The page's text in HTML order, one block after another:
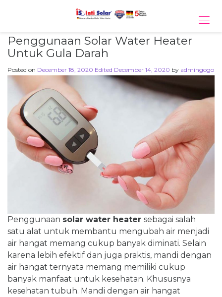
Penggunaan Solar Water Heater
Untuk Gula Darah
Posted on December 18, 2020 Edited December 14, 2020 by admingogo
Penggunaan solar water heater sebagai salah
satu alat untuk membantu mengubah air menjadi
air hangat memang cukup banyak diminati. Selain
karena lebih efektif dan juga praktis, mandi dengan
air hangat ternyata memang memiliki cukup
banyak manfaat untuk kesehatan. Khususnya
kesehatan tubuh. Mandi dengan air hangat